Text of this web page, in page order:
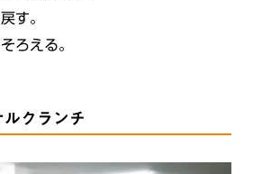
す。
ろえる。
クランチ